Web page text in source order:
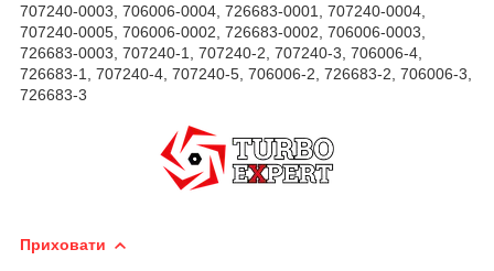
707240-0003, 706006-0004, 726683-0001, 707240-0004,
707240-0005, 706006-0002, 726683-0002, 706006-0003,
726683-0003, 707240-1, 707240-2, 707240-3, 706006-4,
726683-1, 707240-4, 707240-5, 706006-2, 726683-2, 706006-3,
726683-3
Приховати